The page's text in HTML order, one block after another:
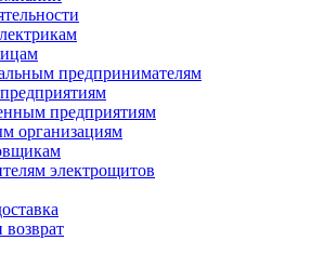
предпринимателям
предприятиям
организациям
электрощитов
возврат